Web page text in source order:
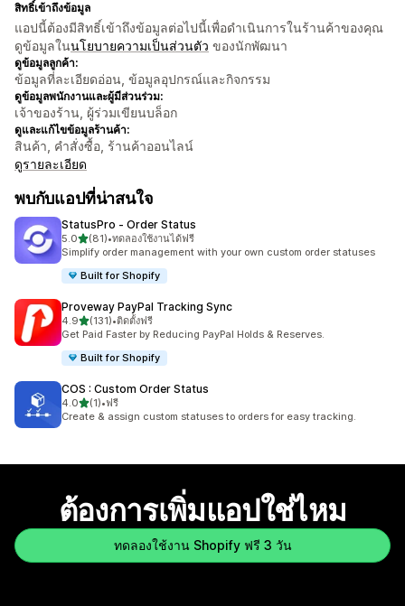
สิทธิ์เข้าถึงข้อมูล
แอปนี้ต้องมีสิทธิ์เข้าถึงข้อมูลต่อไปนี้เพื่อดำเนินการในร้านค้าของคุณ
ดูข้อมูลในนโยบายความเป็นส่วนตัว ของนักพัฒนา
ดูข้อมูลลูกค้า:
ข้อมูลที่ละเอียดอ่อน, ข้อมูลอุปกรณ์และกิจกรรม
ดูข้อมูลพนักงานและผู้มีส่วนร่วม:
เจ้าของร้าน, ผู้ร่วมเขียนบล็อก
ดูและแก้ไขข้อมูลร้านค้า:
สินค้า, คำสั่งซื้อ, ร้านค้าออนไลน์
ดูรายละเอียด
พบกับแอปที่น่าสนใจ
StatusPro ‑ Order Status
5.0เต็ม 5 ดาว
(81)
ทั้งหมด 81 รีวิว
•ทดลองใช้งานได้ฟรี
Simplify order management with your own custom order statuses
Built for Shopify
Proveway PayPal Tracking Sync
4.9เต็ม 5 ดาว
(131)
ทั้งหมด 131 รีวิว
•ติดตั้งฟรี
Get Paid Faster by Reducing PayPal Holds & Reserves.
Built for Shopify
COS : Custom Order Status
4.0เต็ม 5 ดาว
(1)
ทั้งหมด 1 รีวิว
•ฟรี
Create & assign custom statuses to orders for easy tracking.
ต้องการเพิ่มแอปใช่ไหม
ทดลองใช้งาน Shopify ฟรี 3 วัน